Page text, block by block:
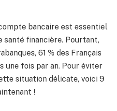
bancaire est essentiel
santé financière. Pourtant,
61 % des Français
une fois par an. Pour éviter
situation délicate, voici 9
!